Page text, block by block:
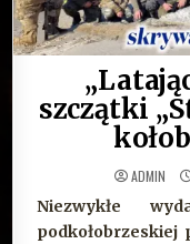
szczątki
ADMIN
Niezwykłe